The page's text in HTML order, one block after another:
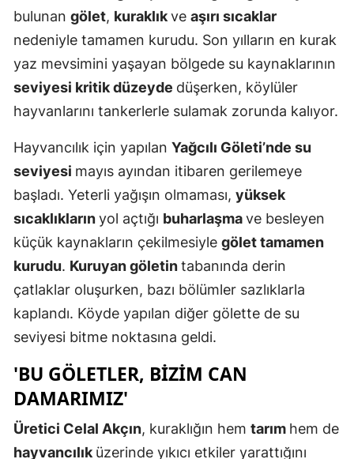
Erzincan
Erzurum
Eskişehir
Gaziantep
Giresun
Gümüşhane
Hatay
bulunan gölet, kuraklıkve aşırı sıcaklar
nedeniyle tamamen kurudu. Son yılların en kurak
yaz mevsimini yaşayan bölgede su kaynaklarının
seviyesi kritik düzeyde düşerken, köylüler
hayvanlarını tankerlerle sulamak zorunda kalıyor.
Hayvancılık için yapılan Yağcılı Göleti’nde su
seviyesi mayıs ayından itibaren gerilemeye
başladı. Yeterli yağışın olmaması, yüksek
sıcaklıklarınyol açtığı buharlaşmave besleyen
küçük kaynakların çekilmesiyle gölet tamamen
kurudu. Kuruyan göletintabanında derin
çatlaklar oluşurken, bazı bölümler sazlıklarla
kaplandı. Köyde yapılan diğer gölette de su
seviyesi bitme noktasına geldi.
'BU GÖLETLER, BİZİM CAN
DAMARIMIZ'
Üretici Celal Akçın, kuraklığın hem tarım hem de
hayvancılık üzerinde yıkıcı etkiler yarattığını